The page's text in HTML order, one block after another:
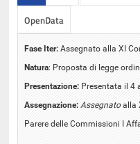
OpenData
Fase Iter: Assegnato alla XI
Natura: Proposta di legge
Presentazione: Presentata il 4
Assegnazione: Assegnatoalla
Parere delle Commissioni I